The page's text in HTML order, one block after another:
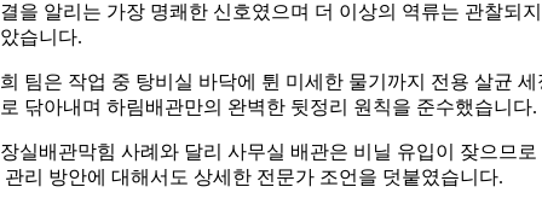
을 알리는 가장 명쾌한 신호였으며 더 이상의 역류는 관찰되지
습니다.
팀은 작업 중 탕비실 바닥에 튄 미세한 물기까지 전용 살균 세
닦아내며 하림배관만의 완벽한 뒷정리 원칙을 준수했습니다.
실배관막힘 사례와 달리 사무실 배관은 비닐 유입이 잦으므로
관리 방안에 대해서도 상세한 전문가 조언을 덧붙였습니다.